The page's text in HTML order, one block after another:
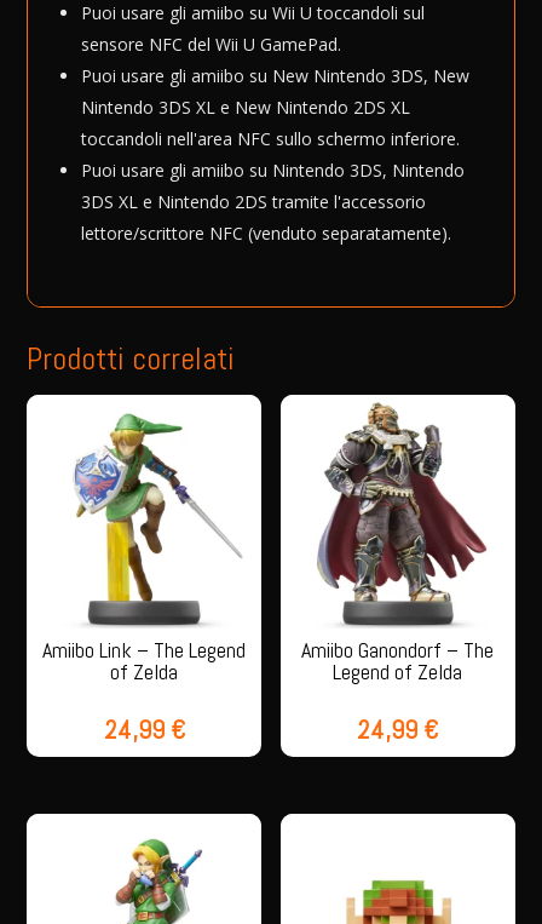
Puoi usare gli amiibo su Wii U toccandoli sul
sensore NFC del Wii U GamePad.
Puoi usare gli amiibo su New Nintendo 3DS, New
Nintendo 3DS XL e New Nintendo 2DS XL
toccandoli nell'area NFC sullo schermo inferiore.
Puoi usare gli amiibo su Nintendo 3DS, Nintendo
3DS XL e Nintendo 2DS tramite l'accessorio
lettore/scrittore NFC (venduto separatamente).
Prodotti correlati
Amiibo Link – The Legend
of Zelda
24,99 €
Amiibo Ganondorf – The
Legend of Zelda
24,99 €